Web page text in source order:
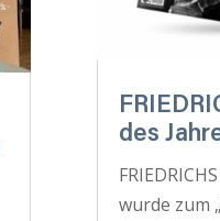
des
wurde zum